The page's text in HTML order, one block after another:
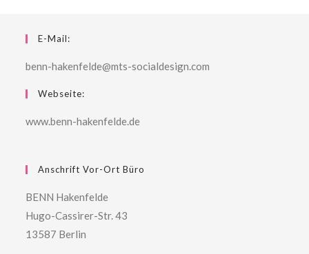
E-Mail:
benn-hakenfelde@mts-socialdesign.com
Webseite:
www.benn-hakenfelde.de
Anschrift Vor-Ort Büro
BENN Hakenfelde
Hugo-Cassirer-Str. 43
13587 Berlin